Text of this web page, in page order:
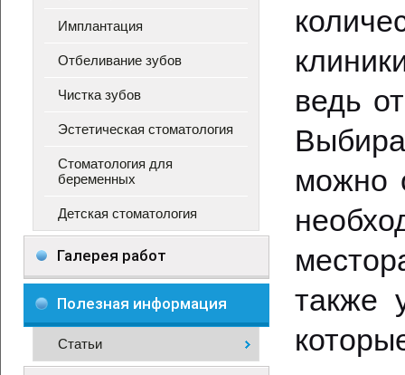
Имплантация
Отбеливание зубов
Чистка зубов
Эстетическая стоматология
Стоматология для
беременных
Детская стоматология
Галерея работ
Полезная информация
Статьи
ведь
можно
также